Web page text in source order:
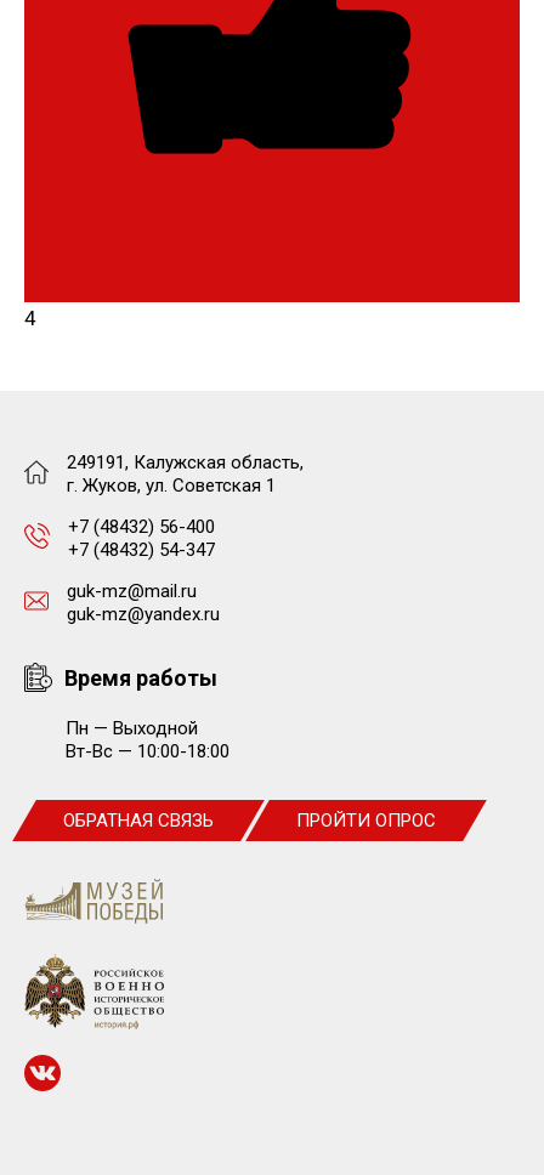
4
249191, Калужская область,
г. Жуков, ул. Советская 1
+7 (48432) 56-400
+7 (48432) 54-347
guk-mz@mail.ru
guk-mz@yandex.ru
Время работы
Пн — Выходной
Вт-Вс — 10:00-18:00
ОБРАТНАЯ СВЯЗЬ ПРОЙТИ ОПРОС